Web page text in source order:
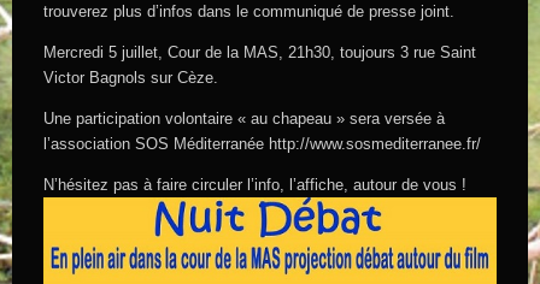
trouverez plus d’infos dans le communiqué de presse joint.
Mercredi 5 juillet, Cour de la MAS, 21h30, toujours 3 rue Saint
Victor Bagnols sur Cèze.
Une participation volontaire « au chapeau » sera versée à
l’association SOS Méditerranée http://www.sosmediterranee.fr/
N’hésitez pas à faire circuler l’info, l’affiche, autour de vous !